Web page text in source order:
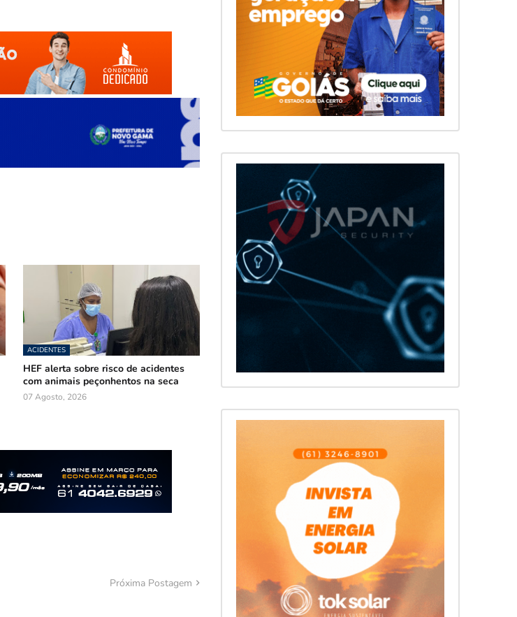
ACIDENTES
HEF alerta sobre risco de acidentes
com animais peçonhentos na seca
07 Agosto, 2026
Próxima Postagem